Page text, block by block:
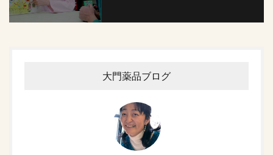
大門薬品ブログ